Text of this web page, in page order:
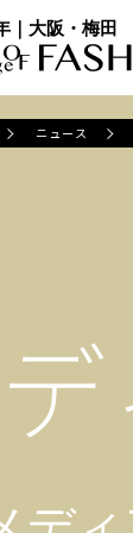
｜大阪・梅田
ニュース